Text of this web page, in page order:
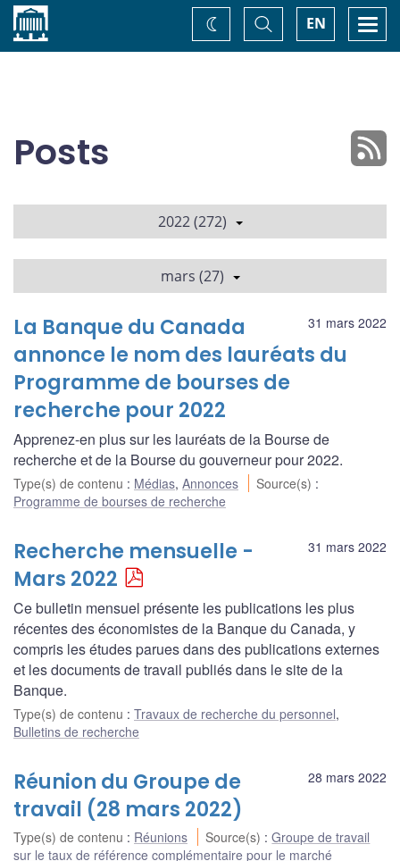
Accueil EN
Basculer
la
recherche
Changez
de
Posts
2022 (272)
mars (27)
31 mars 2022
La Banque du Canada
annonce le nom des lauréats du
Programme de bourses de
recherche pour 2022
Apprenez-en plus sur les lauréats de la Bourse de
recherche et de la Bourse du gouverneur pour 2022.
Type(s) de contenu : Médias, Annonces Source(s) :
Programme de bourses de recherche
31 mars 2022
Recherche mensuelle -
Mars 2022
Ce bulletin mensuel présente les publications les plus
récentes des économistes de la Banque du Canada, y
compris les études parues dans des publications externes
et les documents de travail publiés dans le site de la
Banque.
Type(s) de contenu : Travaux de recherche du personnel,
Bulletins de recherche
28 mars 2022
Réunion du Groupe de
travail (28 mars 2022)
Type(s) de contenu : Réunions Source(s) :Groupe de travail
sur le taux de référence complémentaire pour le marché